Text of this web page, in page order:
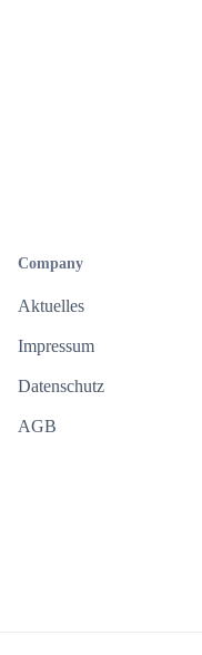
Company
Aktuelles
Impressum
Datenschutz
AGB